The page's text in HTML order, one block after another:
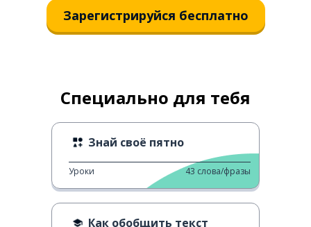
Зарегистрируйся бесплатно
Специально для тебя
Знай своё пятно
Уроки 43 слова/фразы
Как обобщить текст